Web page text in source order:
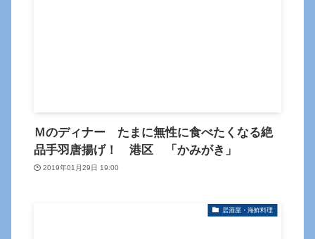
Ｍのディナー たまに無性に食べたくなる絶
品手羽唐揚げ！ 港区 「かみがき」
2019年01月29日 19:00
居酒屋・海鮮料理